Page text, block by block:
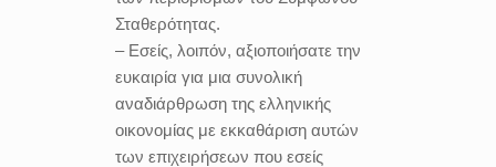
Σταθερότητας.
– Εσείς, λοιπόν, αξιοποιήσατε την
ευκαιρία για μια συνολική
αναδιάρθρωση της ελληνικής
οικονομίας με εκκαθάριση αυτών
των επιχειρήσεων που εσείς